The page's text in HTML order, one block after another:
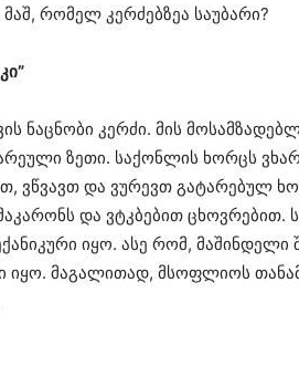
მაშ, რომელ კერძებზეა საუბარი?
ნაცნობი კერძი. მის
ზეთი. საქონლის ხორცს
ვწვავთ და ვურევთ გატარებულ
და ვტკბებით ცხოვრებით.
იყო. ასე რომ, მაშინდელი
იყო. მაგალითად, მსოფლიოს